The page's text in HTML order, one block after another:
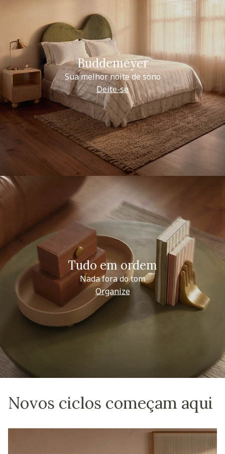
Buddemeyer
Sua melhor noite de sono
Deite-se
Tudo em ordem
Nada fora do tom
Organize
Novos ciclos começam aqui